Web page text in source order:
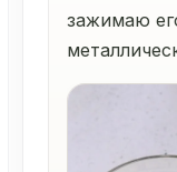
зажимаю